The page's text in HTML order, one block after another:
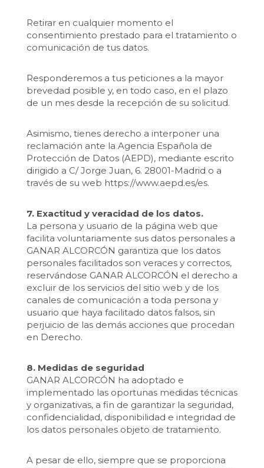
Retirar en cualquier momento el
consentimiento prestado para el tratamiento o
comunicación de tus datos.
Responderemos a tus peticiones a la mayor
brevedad posible y, en todo caso, en el plazo
de un mes desde la recepción de su solicitud.
Asimismo, tienes derecho a interponer una
reclamación ante la Agencia Española de
Protección de Datos (AEPD), mediante escrito
dirigido a C/ Jorge Juan, 6. 28001-Madrid o a
través de su web https://www.aepd.es/es.
7. Exactitud y veracidad de los datos.
La persona y usuario de la página web que
facilita voluntariamente sus datos personales a
GANAR ALCORCÓN garantiza que los datos
personales facilitados son veraces y correctos,
reservándose GANAR ALCORCÓN el derecho a
excluir de los servicios del sitio web y de los
canales de comunicación a toda persona y
usuario que haya facilitado datos falsos, sin
perjuicio de las demás acciones que procedan
en Derecho.
8. Medidas de seguridad
GANAR ALCORCÓN ha adoptado e
implementado las oportunas medidas técnicas
y organizativas, a fin de garantizar la seguridad,
confidencialidad, disponibilidad e integridad de
los datos personales objeto de tratamiento.
A pesar de ello, siempre que se proporciona